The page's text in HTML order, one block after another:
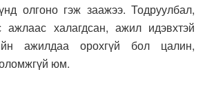
олгоно гэж заажээ. Тодруулбал,
ажлаас халагдсан, ажил идэвхтэй
ажилдаа орохгүй бол цалин,
юм.